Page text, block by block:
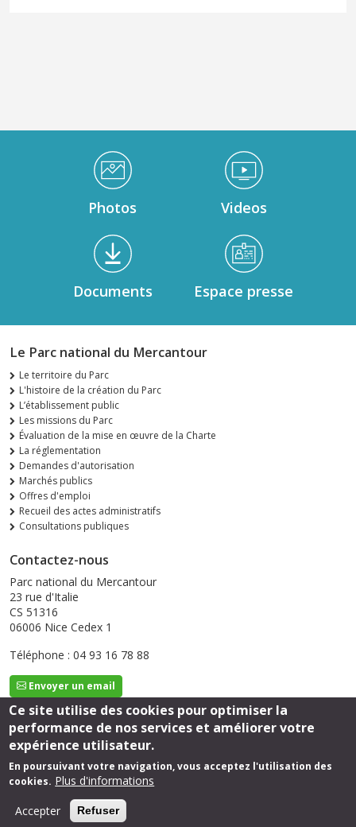
Médiathèque Footer
Photos Videos
Documents Espace presse
Le Parc national du Mercantour
Le territoire du Parc
L'histoire de la création du Parc
L’établissement public
Les missions du Parc
Évaluation de la mise en œuvre de la Charte
La réglementation
Demandes d'autorisation
Marchés publics
Offres d'emploi
Recueil des actes administratifs
Consultations publiques
Contactez-nous
Parc national du Mercantour
23 rue d'Italie
CS 51316
06006 Nice Cedex 1
Téléphone : 04 93 16 78 88
Envoyer un email
Suivez-nous
Ce site utilise des cookies pour optimiser la
performance de nos services et améliorer votre
expérience utilisateur.
En poursuivant votre navigation, vous acceptez l'utilisation des
cookies. Plus d'informations
Accepter
Refuser